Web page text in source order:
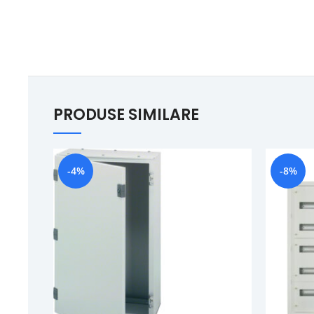
PRODUSE SIMILARE
-4% -8%